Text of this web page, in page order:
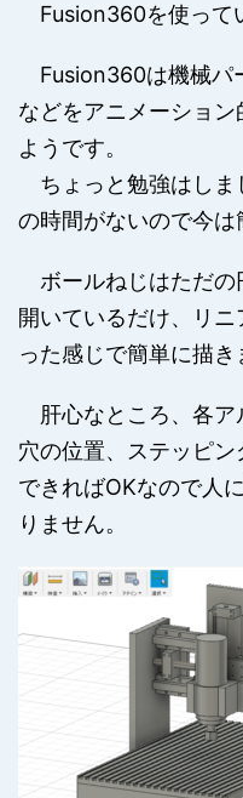
Fusion360を使って
Fusion360は機械パ
などをアニメーショ
ようです。
ちょっと勉強はしま
の時間がないので今は
ボールねじはただの
開いているだけ、リ
った感じで簡単に描き
肝心なところ、各ア
穴の位置、ステッピ
できればOKなので人
りません。